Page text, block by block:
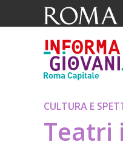
CULTURA E
Teatri